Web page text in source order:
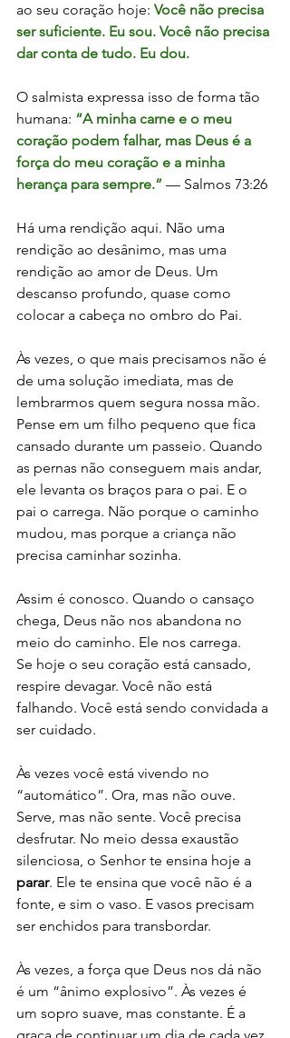
ao seu coração hoje: Você não precisa
ser suficiente. Eu sou. Você não precisa
dar conta de tudo. Eu dou.
O salmista expressa isso de forma tão
humana: “A minha carne e o meu
coração podem falhar, mas Deus é a
força do meu coração e a minha
herança para sempre.” — Salmos 73:26
Há uma rendição aqui. Não uma
rendição ao desânimo, mas uma
rendição ao amor de Deus. Um
descanso profundo, quase como
colocar a cabeça no ombro do Pai.
Às vezes, o que mais precisamos não é
de uma solução imediata, mas de
lembrarmos quem segura nossa mão.
Pense em um filho pequeno que fica
cansado durante um passeio. Quando
as pernas não conseguem mais andar,
ele levanta os braços para o pai. E o
pai o carrega. Não porque o caminho
mudou, mas porque a criança não
precisa caminhar sozinha.
Assim é conosco. Quando o cansaço
chega, Deus não nos abandona no
meio do caminho. Ele nos carrega.
Se hoje o seu coração está cansado,
respire devagar. Você não está
falhando. Você está sendo convidada a
ser cuidado.
Às vezes você está vivendo no
“automático”. Ora, mas não ouve.
Serve, mas não sente. Você precisa
desfrutar. No meio dessa exaustão
silenciosa, o Senhor te ensina hoje a
parar. Ele te ensina que você não é a
fonte, e sim o vaso. E vasos precisam
ser enchidos para transbordar.
Às vezes, a força que Deus nos dá não
é um “ânimo explosivo”. Às vezes é
um sopro suave, mas constante. É a